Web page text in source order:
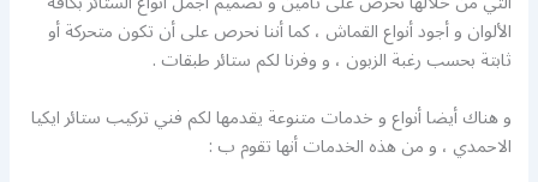
الألوان و أجود أنواع القماش ، كما أننا نحرص على أن تكون متحركة أو
ثابتة بحسب رغبة الزبون ، و وفرنا لكم ستائر طبقات .
و هناك أيضا أنواع و خدمات متنوعة يقدمها لكم فني تركيب ستائر ايكيا
الاحمدي ، و من هذه الخدمات أنها تقوم ب :